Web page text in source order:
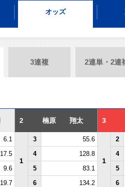
オッズ
3連複 2連単・2連
2 楠原 翔太 3
6.1
1
3 55.6
1
2
17.5 4 128.8
4
9.6 5 83.1
5
19.7 6 134.2 6